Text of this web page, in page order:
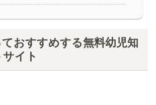
おすすめする無料幼児知
イト